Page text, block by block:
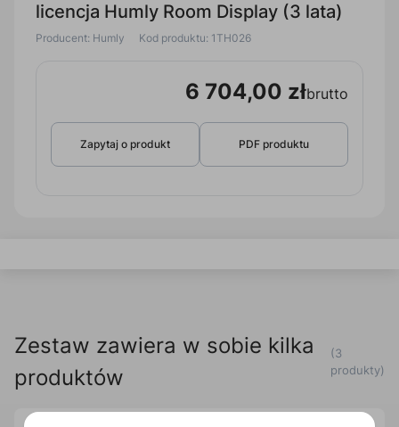
licencja Humly Room Display (3 lata)
Producent: Humly Kod produktu: 1TH026
6 704,00 złbrutto
Zapytaj o produkt PDF produktu
Zestaw zawiera w sobie kilka
produktów
(3
produkty)